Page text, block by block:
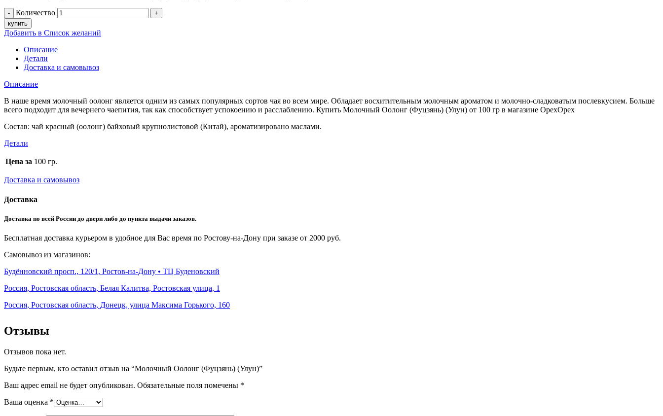
Количество
купить
Добавить в Список желаний
Описание
Детали
Доставка и самовывоз
Описание
В наше время молочный оолонг является одним из самых популярных сортов чая во всем мире. Обладает восхитительным молочным ароматом и молочно-сладковатым послевкусием. Больше
всего подходит для вечернего чаепития, так как способствует успокоению и расслаблению. Купить Молочный Оолонг (Фуцзянь) (Улун) от 100 гр в магазине ОрехОрех
Состав: чай красный (оолонг) байховый крупнолистовой (Китай), ароматизировано маслами.
Детали
Цена за 100 гр.
Доставка и самовывоз
Доставка
Доставка по всей России до двери либо до пункта выдачи заказов.
Бесплатная доставка курьером в удобное для Вас время по Ростову-на-Дону при заказе от 2000 руб.
Самовывоз из магазинов:
Будённовский просп., 120/1, Ростов-на-Дону • ТЦ Буденовский
Россия, Ростовская область, Белая Калитва, Ростовская улица, 1
Россия, Ростовская область, Донецк, улица Максима Горького, 160
Отзывы
Отзывов пока нет.
Будьте первым, кто оставил отзыв на “Молочный Оолонг (Фуцзянь) (Улун)”
Ваш адрес email не будет опубликован. Обязательные поля помечены *
Ваша оценка *